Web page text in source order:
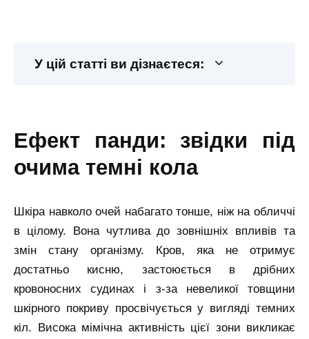
У цій статті ви дізнаєтеся:
ефект панди: звідки під
очима темні кола
Шкіра навколо очей набагато тонше, ніж на обличчі
в цілому. Вона чутлива до зовнішніх впливів та
змін стану організму. Кров, яка не отримує
достатньо кисню, застоюється в дрібних
кровоносних судинах і з-за невеликої товщини
шкірного покриву просвічується у вигляді темних
кіл. Висока мімічна активність цієї зони викликає